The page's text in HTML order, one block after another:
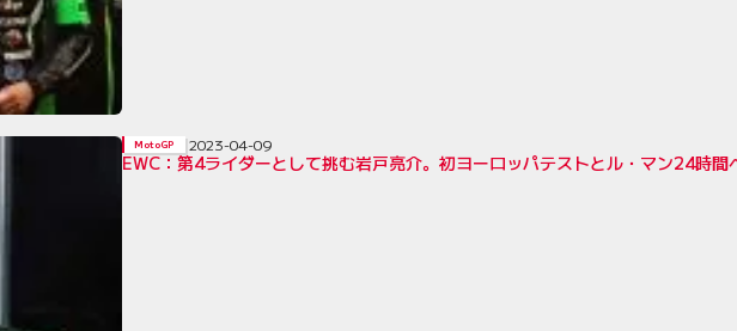
EWC：第4ライダーとして挑む岩戸亮介。初ヨーロッパテストとル・マン24時間
MotoGP 2023-04-09